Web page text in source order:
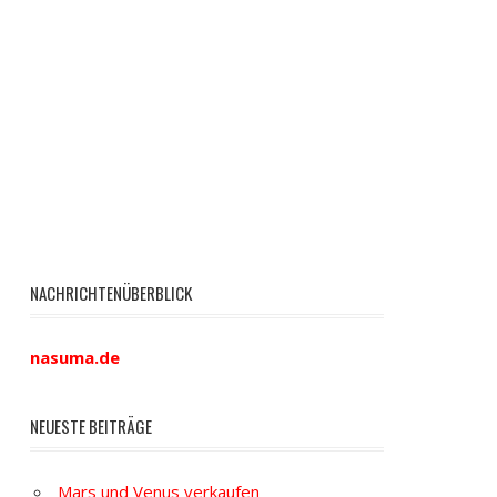
NACHRICHTENÜBERBLICK
nasuma.de
NEUESTE BEITRÄGE
Mars und Venus verkaufen